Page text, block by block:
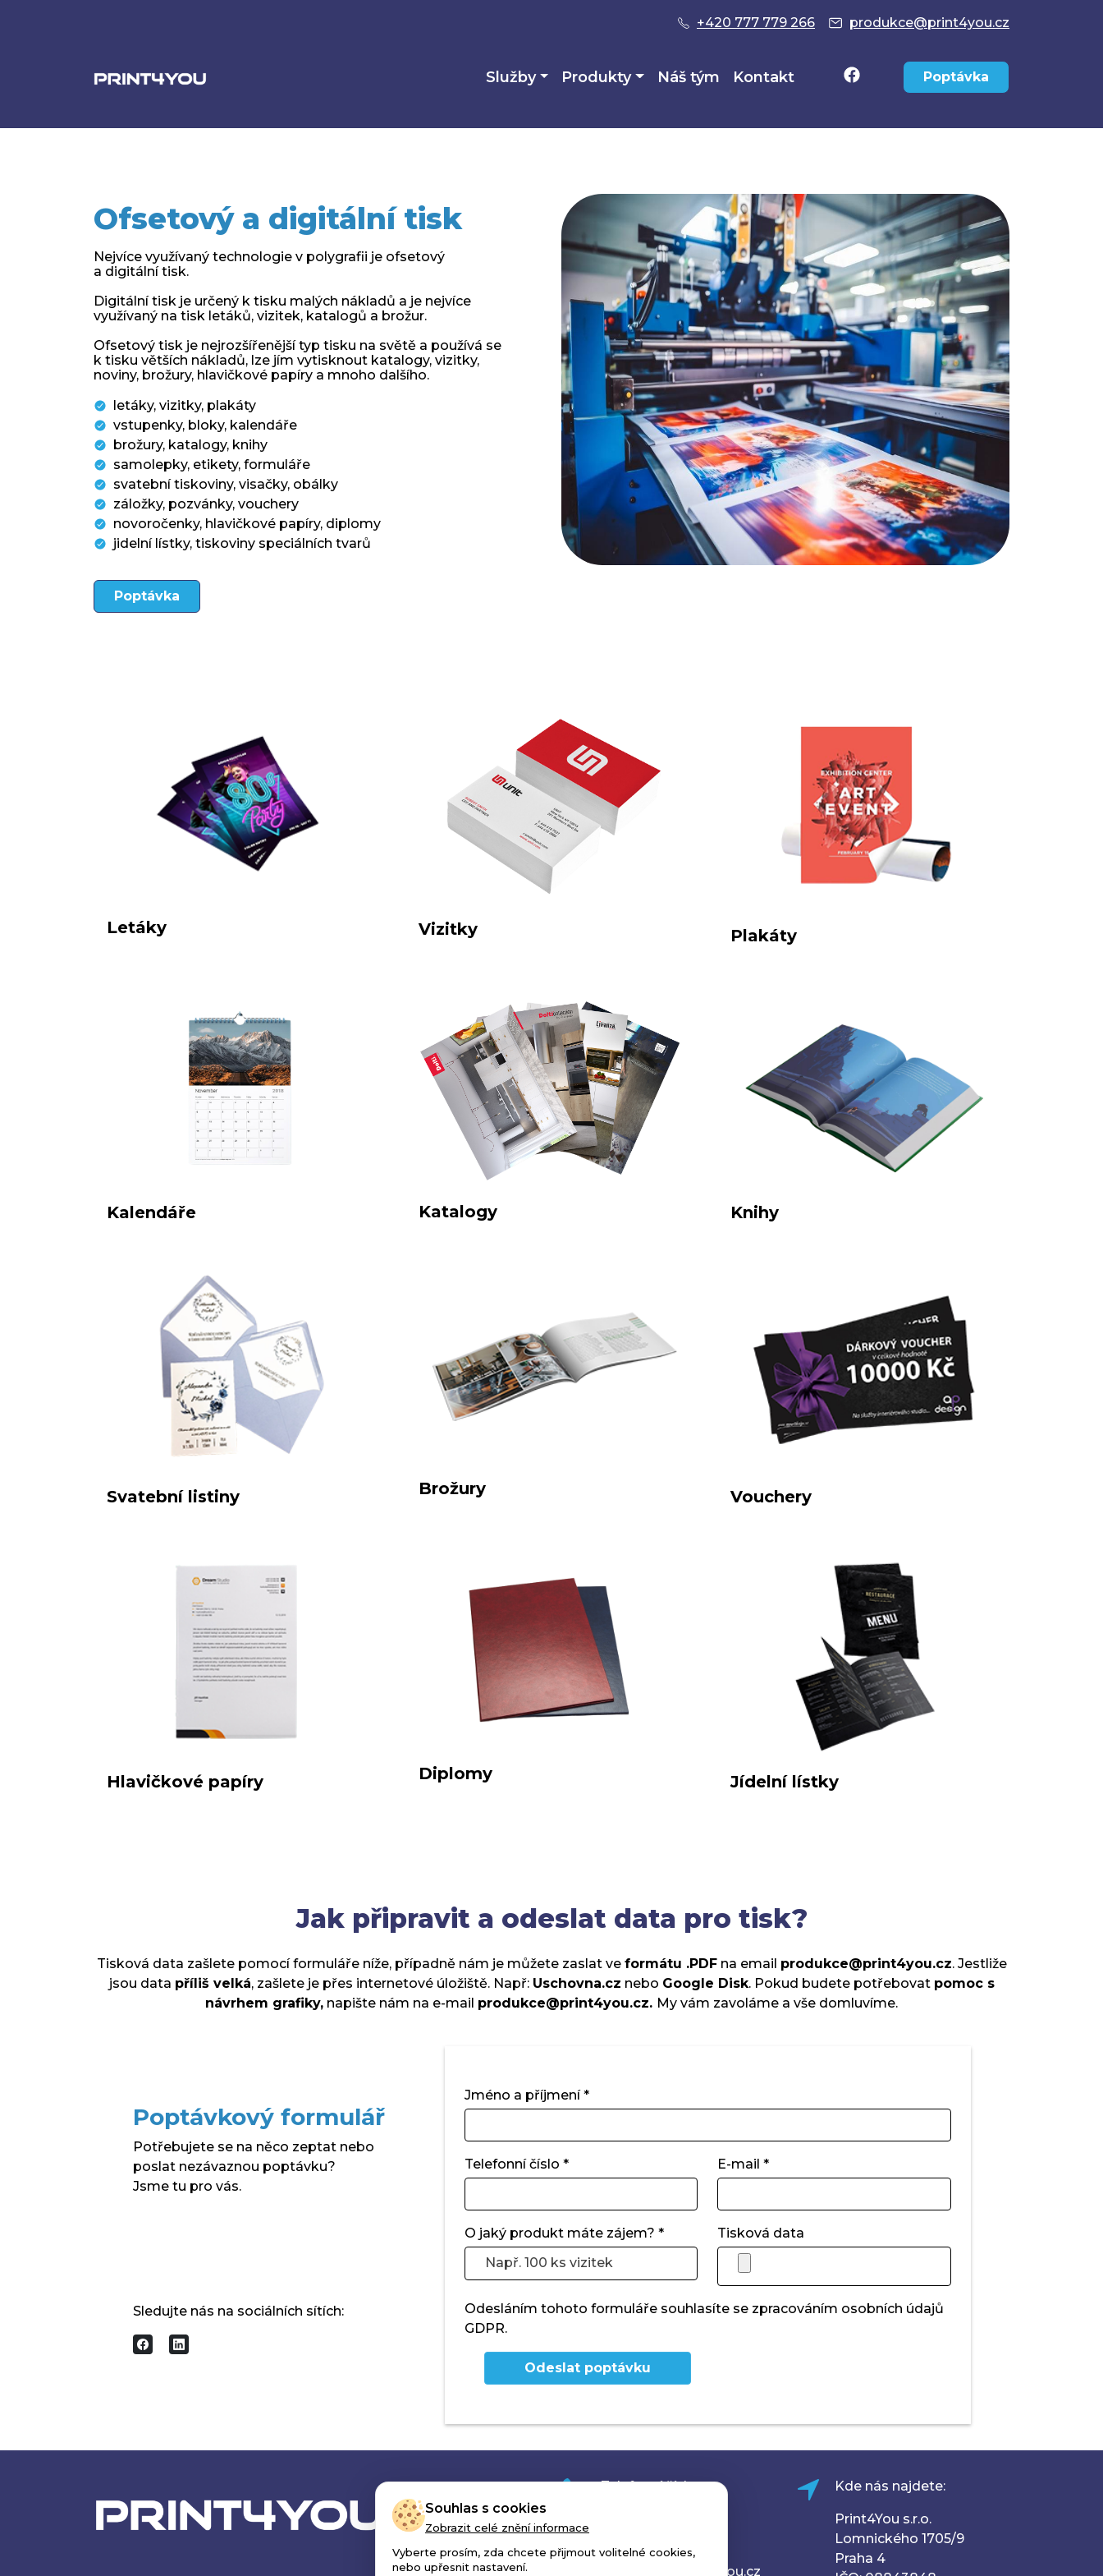
+420 777 779 266 produkce@print4you.cz
Služby Produkty Náš tým Kontakt Poptávka
Ofsetový a digitální tisk
Nejvíce využívaný technologie v polygrafii je ofsetový
a digitální tisk.
Digitální tisk je určený k tisku malých nákladů a je nejvíce
využívaný na tisk letáků, vizitek, katalogů a brožur.
Ofsetový tisk je nejrozšířenější typ tisku na světě a používá se
k tisku větších nákladů, lze jím vytisknout katalogy, vizitky,
noviny, brožury, hlavičkové papíry a mnoho dalšího.
letáky, vizitky, plakáty
vstupenky, bloky, kalendáře
brožury, katalogy, knihy
samolepky, etikety, formuláře
svatební tiskoviny, visačky, obálky
záložky, pozvánky, vouchery
novoročenky, hlavičkové papíry, diplomy
jidelní lístky, tiskoviny speciálních tvarů
Poptávka
Letáky Vizitky Plakáty
Kalendáře Katalogy Knihy
Svatební listiny Brožury Vouchery
Hlavičkové papíry Diplomy Jídelní lístky
Jak připravit a odeslat data pro tisk?
Tisková data zašlete pomocí formuláře níže, případně nám je můžete zaslat ve formátu .PDFna email produkce@print4you.cz. Jestliže
jsou data příliš velká, zašlete je přes internetové úložiště. Např: Uschovna.cz nebo Google Disk. Pokud budete potřebovat pomoc s
návrhem grafiky, napište nám na e-mail produkce@print4you.cz. My vám zavoláme a vše domluvíme.
Poptávkový formulář
Potřebujete se na něco zeptat nebo
poslat nezávaznou poptávku?
Jsme tu pro vás.
Sledujte nás na sociálních sítích:
Jméno a příjmení *
Telefonní číslo * E-mail *
O jaký produkt máte zájem? * Tisková data
Odesláním tohoto formuláře souhlasíte se zpracováním osobních údajů
GDPR.
Odeslat poptávku
Telefonní číslo:
E-mail:
produkce@print4you.cz
Kde nás najdete:
Print4You s.r.o.
Lomnického 1705/9
Praha 4
Souhlas s cookies
Zobrazit celé znění informace
Vyberte prosím, zda chcete přijmout volitelné cookies,
nebo upřesnit nastavení.